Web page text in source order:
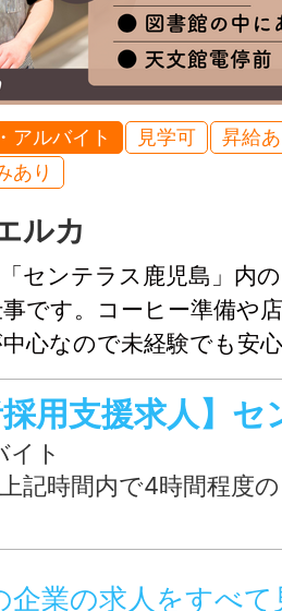
アルバイト 見学可
昇給
あり
ルカ
センテラス鹿児島」内
です。コーヒー準備や
心なので未経験でも安
おり、自分のペースを
空間で少しずつ仕事に慣
イト
記時間内で4時間程度
企業の求人をすべて